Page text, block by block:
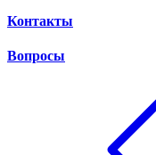
Контакты
Вопросы